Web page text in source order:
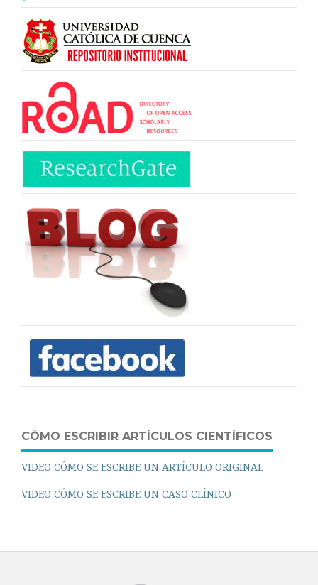
CÓMO ESCRIBIR ARTÍCULOS CIENTÍFICOS
VIDEO CÓMO SE ESCRIBE UN ARTÍCULO ORIGINAL
VIDEO CÓMO SE ESCRIBE UN CASO CLÍNICO